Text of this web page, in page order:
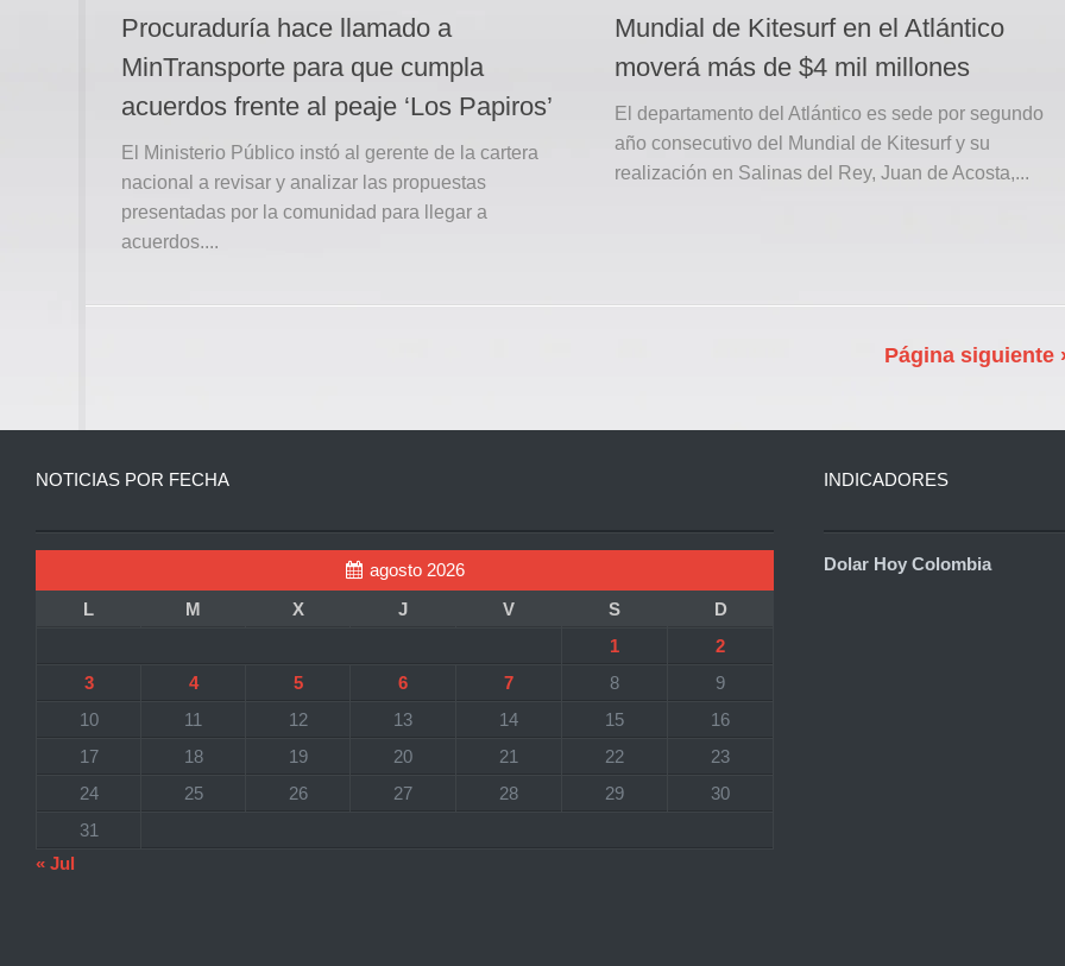
Procuraduría hace llamado a
MinTransporte para que cumpla
acuerdos frente al peaje ‘Los Papiros’
El Ministerio Público instó al gerente de la cartera
nacional a revisar y analizar las propuestas
presentadas por la comunidad para llegar a
acuerdos....
Mundial de Kitesurf en el Atlántico
moverá más de $4 mil millones
El departamento del Atlántico es sede por segundo
año consecutivo del Mundial de Kitesurf y su
realización en Salinas del Rey, Juan de Acosta,...
Página siguiente
NOTICIAS POR FECHA
agosto 2026
L
M X J V S
D
1
2
3
4 5 6 7 8
9
10
11 12 13 14 15
16
17
18 19 20 21 22
23
24
25 26 27 28 29
30
31
« Jul
INDICADORES
Dolar Hoy Colombia